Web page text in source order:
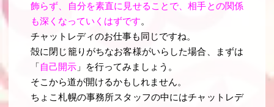
飾らず、自分を素直に見せることで、相手との関係
も深くなっていくはずです。
チャットレディのお仕事も同じですね。
殻に閉じ籠りがちなお客様がいらした場合、まずは
「 自己開示 」を行ってみましょう。
そこから道が開けるかもしれません。
ちょこ札幌の事務所スタッフの中にはチャットレデ